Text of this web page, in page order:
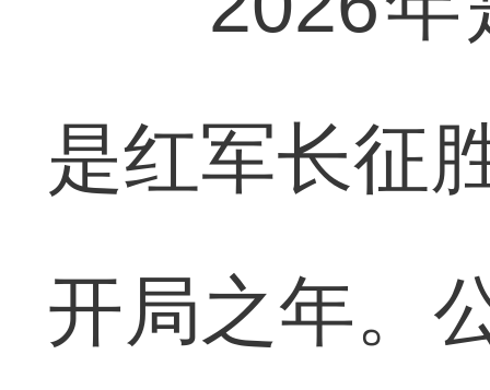
是红军长征
开局之年。